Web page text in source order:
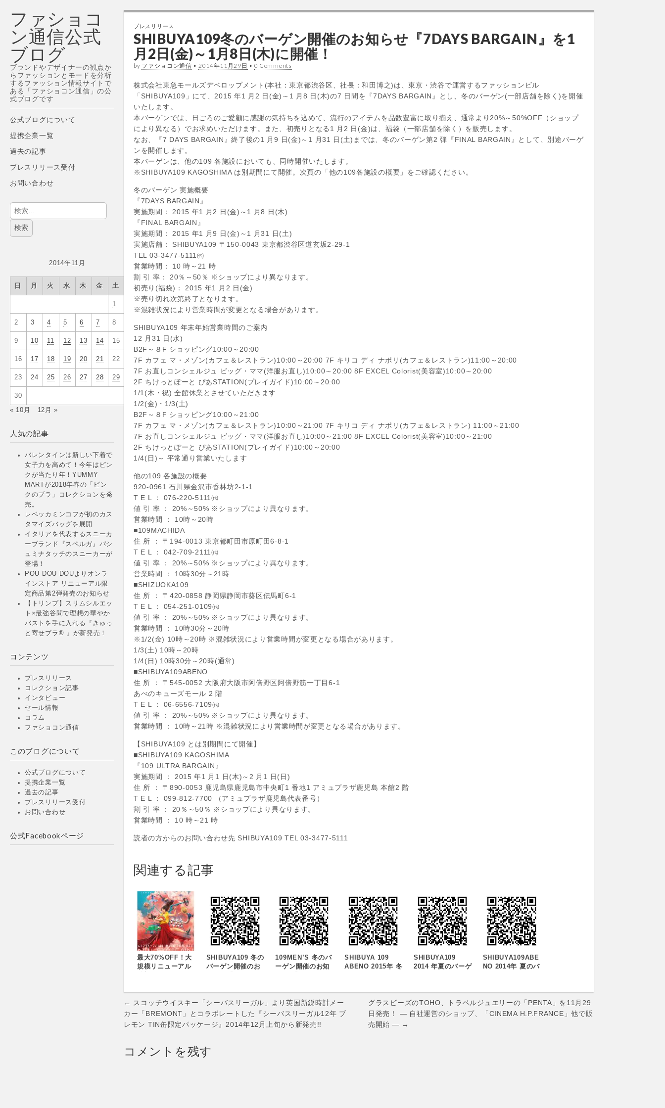
ファショコ
ン通信公式
ブログ
ブランドやデザイナーの観点か
らファッションとモードを分析
するファッション情報サイトで
ある「ファショコン通信」の公
式ブログです
Main
menu
Skip
content
公式ブログについて
提携企業一覧
過去の記事
プレスリリース受付
お問い合わせ
検
索:
2014年11月
日 月 火 水 木 金 土
1
2 3 4 5 6 7 8
9 10 11 12 13 14 15
16 17 18 19 20 21 22
23 24 25 26 27 28 29
30
« 10月 12月 »
人気の記事
バレンタインは新しい下着で
女子力を高めて！今年はピン
クが当たり年！YUMMY
MARTが2018年春の「ピン
クのブラ」コレクションを発
売。
レベッカミンコフが初のカス
タマイズバッグを展開
イタリアを代表するスニーカ
ーブランド『スペルガ』パシ
ュミナタッチのスニーカーが
登場！
POU DOU DOUよりオンラ
インストア リニューアル限
定商品第2弾発売のお知らせ
【トリンプ】スリムシルエッ
ト×最強谷間で理想の華やか
バストを手に入れる『きゅっ
と寄せブラ® 』が新発売！
コンテンツ
プレスリリース
コレクション記事
インタビュー
セール情報
コラム
ファショコン通信
このブログについて
公式ブログについて
提携企業一覧
過去の記事
プレスリリース受付
お問い合わせ
公式Facebookページ
プレスリリース
SHIBUYA109冬のバーゲン開催のお知らせ『7DAYS BARGAIN』を1
月2日(金)～1月8日(木)に開催！
by ファショコン通信 • 2014年11月29日 • 0 Comments
株式会社東急モールズデベロップメント(本社：東京都渋谷区、社長：和田博之)は、東京・渋谷で運営するファッションビル
「SHIBUYA109」にて、2015 年1 月2 日(金)～1 月8 日(木)の7 日間を『7DAYS BARGAIN』とし、冬のバーゲン(一部店舗を除く)を開催
いたします。
本バーゲンでは、日ごろのご愛顧に感謝の気持ちを込めて、流行のアイテムを品数豊富に取り揃え、通常より20%～50%OFF（ショップ
により異なる）でお求めいただけます。また、初売りとなる1 月2 日(金)は、福袋（一部店舗を除く）を販売します。
なお、『7 DAYS BARGAIN』終了後の1 月9 日(金)～1 月31 日(土)までは、冬のバーゲン第2 弾『FINAL BARGAIN』として、別途バーゲ
ンを開催します。
本バーゲンは、他の109 各施設においても、同時開催いたします。
※SHIBUYA109 KAGOSHIMA は別期間にて開催。次頁の「他の109各施設の概要」をご確認ください。
冬のバーゲン 実施概要
『7DAYS BARGAIN』
実施期間： 2015 年1 月2 日(金)～1 月8 日(木)
『FINAL BARGAIN』
実施期間： 2015 年1 月9 日(金)～1 月31 日(土)
実施店舗： SHIBUYA109 〒150-0043 東京都渋谷区道玄坂2-29-1
TEL 03-3477-5111㈹
営業時間： 10 時～21 時
割 引 率： 20％～50％ ※ショップにより異なります。
初売り(福袋)： 2015 年1 月2 日(金)
※売り切れ次第終了となります。
※混雑状況により営業時間が変更となる場合があります。
SHIBUYA109 年末年始営業時間のご案内
12 月31 日(水)
B2F～８F ショッピング10:00～20:00
7F カフェ マ・メゾン(カフェ＆レストラン)10:00～20:00 7F キリコ ディ ナポリ(カフェ＆レストラン)11:00～20:00
7F お直しコンシェルジュ ビッグ・ママ(洋服お直し)10:00～20:00 8F EXCEL Colorist(美容室)10:00～20:00
2F ちけっとぽーと ぴあSTATION(プレイガイド)10:00～20:00
1/1(木・祝) 全館休業とさせていただきます
1/2(金)・1/3(土)
B2F～８F ショッピング10:00～21:00
7F カフェ マ・メゾン(カフェ＆レストラン)10:00～21:00 7F キリコ ディ ナポリ(カフェ＆レストラン) 11:00～21:00
7F お直しコンシェルジュ ビッグ・ママ(洋服お直し)10:00～21:00 8F EXCEL Colorist(美容室)10:00～21:00
2F ちけっとぽーと ぴあSTATION(プレイガイド)10:00～20:00
1/4(日)～ 平常通り営業いたします
他の109 各施設の概要
920-0961 石川県金沢市香林坊2-1-1
T E L ： 076-220-5111㈹
値 引 率 ： 20%～50% ※ショップにより異なります。
営業時間 ： 10時～20時
■109MACHIDA
住 所 ： 〒194-0013 東京都町田市原町田6-8-1
T E L ： 042-709-2111㈹
値 引 率 ： 20%～50% ※ショップにより異なります。
営業時間 ： 10時30分～21時
■SHIZUOKA109
住 所 ： 〒420-0858 静岡県静岡市葵区伝馬町6-1
T E L ： 054-251-0109㈹
値 引 率 ： 20%～50% ※ショップにより異なります。
営業時間 ： 10時30分～20時
※1/2(金) 10時～20時 ※混雑状況により営業時間が変更となる場合があります。
1/3(土) 10時～20時
1/4(日) 10時30分～20時(通常)
■SHIBUYA109ABENO
住 所 ： 〒545-0052 大阪府大阪市阿倍野区阿倍野筋一丁目6-1
あべのキューズモール 2 階
T E L ： 06-6556-7109㈹
値 引 率 ： 20%～50% ※ショップにより異なります。
営業時間 ： 10時～21時 ※混雑状況により営業時間が変更となる場合があります。
【SHIBUYA109 とは別期間にて開催】
■SHIBUYA109 KAGOSHIMA
『109 ULTRA BARGAIN』
実施期間 ： 2015 年1 月1 日(木)～2 月1 日(日)
住 所 ： 〒890-0053 鹿児島県鹿児島市中央町1 番地1 アミュプラザ鹿児島 本館2 階
T E L ： 099-812-7700 （アミュプラザ鹿児島代表番号）
割 引 率 ： 20％～50％ ※ショップにより異なります。
営業時間 ： 10 時～21 時
読者の方からのお問い合わせ先 SHIBUYA109 TEL 03-3477-5111
関連する記事
最大70%OFF！大
規模リニューアル
BARGAIN」6月29
日(金)スタート！
・ラゾーナだけの
スペシャルプライ
スやノベルティが
はさらにおトクな
「全館ポイントア
SHIBUYA109 冬の
バーゲン開催のお
2日(土)～1月8日
(金)に開催！
109MEN’S 冬のバ
ーゲン開催のお知
2日（土）～1月8日
（金）に開催！
SHIBUYA 109
ABENO 2015年 冬
BARGAIN』を
1/2（金）～
1/8（木）に開催！
SHIBUYA109
2014 年夏のバーゲ
士セーラームーン
Crystal」が決
定！！
SHIBUYA109ABE
NO 2014年 夏のバ
『SHIBUYA109AB
ENO Summer
BARGAIN』を6／
Post
navigation
← スコッチウイスキー「シーバスリーガル」より英国新鋭時計メー
カー「BREMONT」とコラボレートした『シーバスリーガル12年 ブ
レモン TIN缶限定パッケージ』2014年12月上旬から新発売!!
グラスビーズのTOHO、トラベルジュエリーの「PENTA」を11月29
日発売！ ― 自社運営のショップ、「CINEMA H.P.FRANCE」他で販
売開始 ― →
コメントを残す